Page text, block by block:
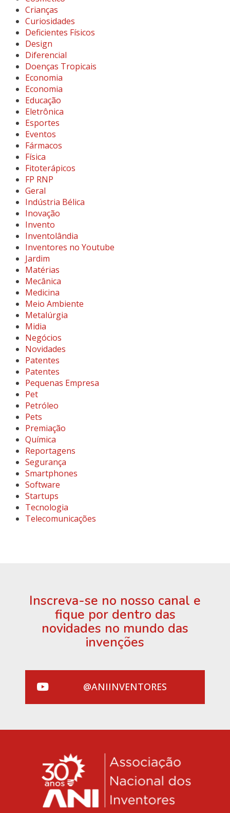
Crianças
Curiosidades
Deficientes Físicos
Design
Diferencial
Doenças Tropicais
Economia
Economia
Educação
Eletrônica
Esportes
Eventos
Fármacos
Física
Fitoterápicos
FP RNP
Geral
Indústria Bélica
Inovação
Invento
Inventolândia
Inventores no Youtube
Jardim
Matérias
Mecânica
Medicina
Meio Ambiente
Metalúrgia
Midia
Negócios
Novidades
Patentes
Patentes
Pequenas Empresa
Pet
Petróleo
Pets
Premiação
Química
Reportagens
Segurança
Smartphones
Software
Startups
Tecnologia
Telecomunicações
Inscreva-se no nosso canal e
fique por dentro das
novidades no mundo das
invenções
@ANIINVENTORES